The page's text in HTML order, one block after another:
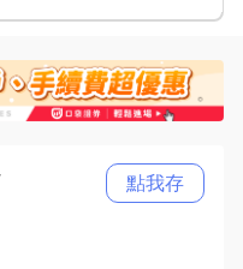
點我存